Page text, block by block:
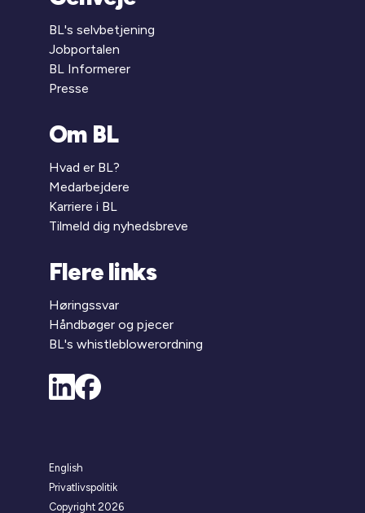
BL's selvbetjening
Jobportalen
BL Informerer
Presse
Om BL
Hvad er BL?
Medarbejdere
Karriere i BL
Tilmeld dig nyhedsbreve
Flere links
Høringssvar
Håndbøger og pjecer
BL's whistleblowerordning
English
Privatlivspolitik
Copyright 2026